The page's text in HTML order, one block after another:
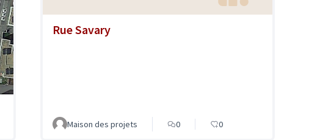
Rue Savary
Maison des projets 0 0